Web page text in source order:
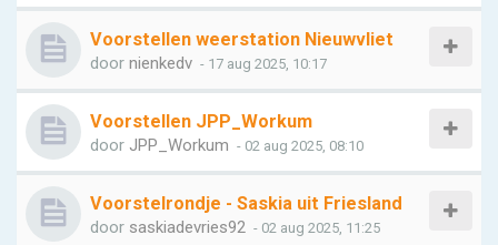
Voorstellen weerstation Nieuwvliet
door nienkedv - 17 aug 2025, 10:17
Voorstellen JPP_Workum
door JPP_Workum - 02 aug 2025, 08:10
Voorstelrondje - Saskia uit Friesland
door saskiadevries92 - 02 aug 2025, 11:25